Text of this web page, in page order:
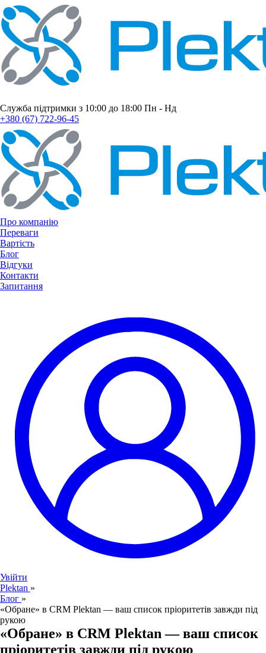
Служба підтримки з 10:00 до 18:00 Пн - Нд
+380 (67) 722-96-45
Про компанію
Переваги
Вартість
Блог
Відгуки
Контакти
Запитання
Увійти
Plektan »
Блог »
«Обране» в CRM Plektan — ваш список пріоритетів завжди під
рукою
«Обране» в CRM Plektan — ваш список
пріоритетів завжди під рукою